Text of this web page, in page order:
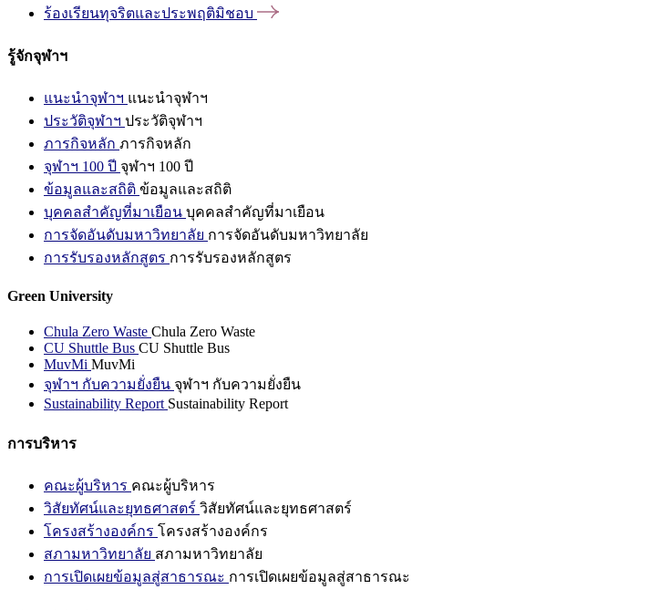
ร้องเรียนทุจริตและประพฤติมิชอบ
รู้จักจุฬาฯ
แนะนำจุฬาฯ แนะนำจุฬาฯ
ประวัติจุฬาฯ ประวัติจุฬาฯ
ภารกิจหลัก ภารกิจหลัก
จุฬาฯ 100 ปี จุฬาฯ 100 ปี
ข้อมูลและสถิติ ข้อมูลและสถิติ
บุคคลสำคัญที่มาเยือน บุคคลสำคัญที่มาเยือน
การจัดอันดับมหาวิทยาลัย การจัดอันดับมหาวิทยาลัย
การรับรองหลักสูตร การรับรองหลักสูตร
Green University
Chula Zero Waste Chula Zero Waste
CU Shuttle Bus CU Shuttle Bus
MuvMi MuvMi
จุฬาฯ กับความยั่งยืน จุฬาฯ กับความยั่งยืน
Sustainability Report Sustainability Report
การบริหาร
คณะผู้บริหาร คณะผู้บริหาร
วิสัยทัศน์และยุทธศาสตร์ วิสัยทัศน์และยุทธศาสตร์
โครงสร้างองค์กร โครงสร้างองค์กร
สภามหาวิทยาลัย สภามหาวิทยาลัย
การเปิดเผยข้อมูลสู่สาธารณะ การเปิดเผยข้อมูลสู่สาธารณะ